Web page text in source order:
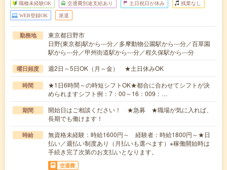
職種未経験OK 交通費別途支給あり 土日祝日が休み 残業なし
WEB登録OK 派遣
勤務地
東京都日野市
日野(東京都)駅から---分／多摩動物公園駅から---分／百草園
駅から---分／甲州街道駅から---分／程久保駅から---分
曜日頻度 週2日～5日OK（月～金） ★土日休みOK
時間
★1日6時間～の時短シフトOK★都合に合わせてシフトが決
められますシフト例：7：00～16：009：…
期間
開始日はご相談ください！ ★急募 ★職場が気に入れば、
長期でも働けます！
時給
無資格未経験：時給1600円～ 経験者：時給1800円～★日
払い／週払い制度あり（月払いも選べます）※稼働開始時は
手続き完了次第のお支払いとなります。
交通費